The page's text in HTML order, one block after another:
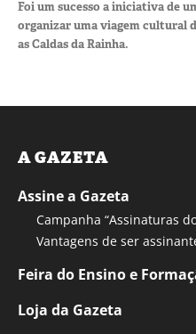
Foi um sucesso a iniciativa de
organizar uma viagem cultural
as Caldas da Rainha.
A GAZETA
Assine a Gazeta
Campanha “Assinaturas
Vantagens de ser
Feira do Ensino e
Loja da Gazeta